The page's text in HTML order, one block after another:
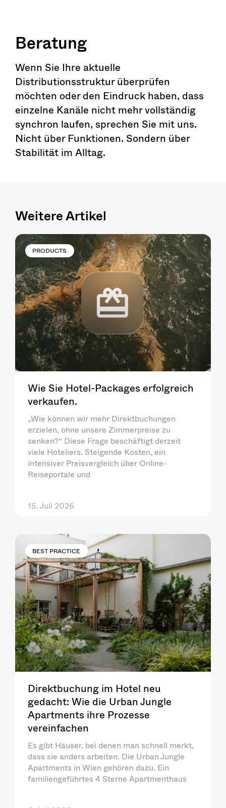
Beratung
Wenn Sie Ihre aktuelle
Distributionsstruktur überprüfen
möchten oder den Eindruck haben, dass
einzelne Kanäle nicht mehr vollständig
synchron laufen, sprechen Sie mit uns.
Nicht über Funktionen. Sondern über
Stabilität im Alltag.
Weitere Artikel
PRODUCTS
Wie Sie Hotel-Packages erfolgreich
verkaufen.
„Wie können wir mehr Direktbuchungen
erzielen, ohne unsere Zimmerpreise zu
senken?“ Diese Frage beschäftigt derzeit
viele Hoteliers. Steigende Kosten, ein
intensiver Preisvergleich über Online-
Reiseportale und
15. Juli 2026
BEST PRACTICE
Direktbuchung im Hotel neu
gedacht: Wie die Urban Jungle
Apartments ihre Prozesse
vereinfachen
Es gibt Häuser, bei denen man schnell merkt,
dass sie anders arbeiten. Die Urban Jungle
Apartments in Wien gehören dazu. Ein
familiengeführtes 4 Sterne Apartmenthaus